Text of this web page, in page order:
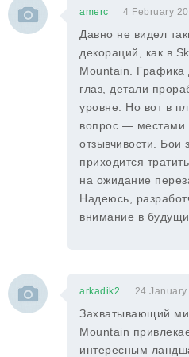
amerc 4 February
Давно не видел
декораций, как в
Mountain. Графика
глаз, детали
уровне. Но вот в
вопрос — местами
отзывчивости. Бои
приходится
на ожидание
Надеюсь,
внимание в
arkadik2 24
Захватывающий
Mountain
интересным